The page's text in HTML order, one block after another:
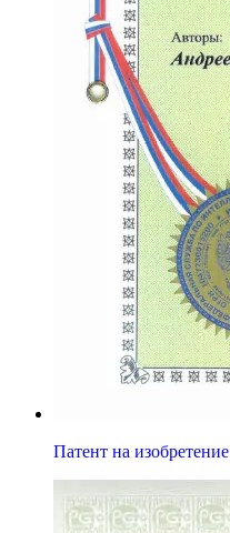
Патент на изобретение